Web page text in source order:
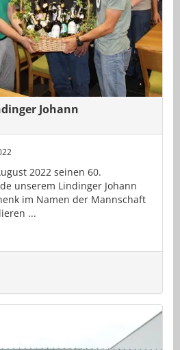
Johann
2022 seinen 60.
unserem Lindinger Johann
im Namen der Mannschaft
...